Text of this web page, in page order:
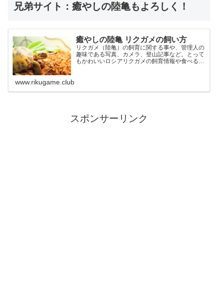
兄弟サイト：癒やしの陸亀もよろしく！
癒やしの陸亀 リクガメの飼い方
リクガメ（陸亀）の飼育に関する事や、管理人の
趣味である写真、カメラ、登山記事など。とって
もかわいいロシアリクガメの飼育情報や食べる餌
www.rikugame.club
スポンサーリンク